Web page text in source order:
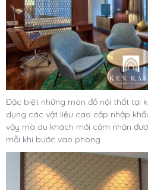
Đặc biệt những món đồ nội thất tại
dụng các vật liệu cao cấp nhập
vậy mà du khách mới cảm nhận
mỗi khi bước vào phòng.